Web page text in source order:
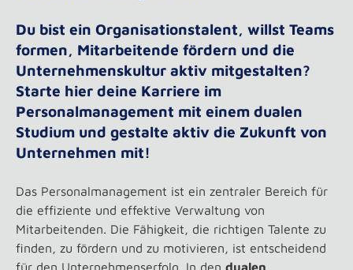
Du bist ein Organisationstalent, willst Teams
formen, Mitarbeitende fördern und die
Unternehmenskultur aktiv mitgestalten?
Starte hier deine Karriere im
Personalmanagement mit einem dualen
Studium und gestalte aktiv die Zukunft von
Unternehmen mit!
Das Personalmanagement ist ein zentraler Bereich für
die effiziente und effektive Verwaltung von
Mitarbeitenden. Die Fähigkeit, die richtigen Talente zu
finden, zu fördern und zu motivieren, ist entscheidend
für den Unternehmenserfolg. In den dualen